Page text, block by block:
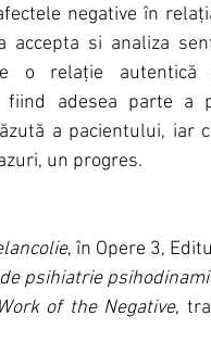
negative în
accepta si analiza
o relație
adesea parte a
a pacientului, iar
un progres.
, în Opere 3,
psihiatrie
of the Negative,